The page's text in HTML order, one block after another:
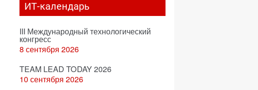
ИТ-календарь
III Международный технологический
конгресс
8 сентября 2026
TEAM LEAD TODAY 2026
10 сентября 2026